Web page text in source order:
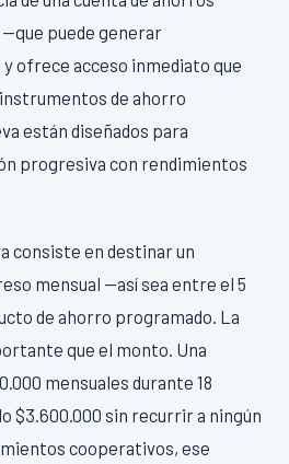
puede generar
ofrece acceso inmediato que
de ahorro
están diseñados para
progresiva con rendimientos
consiste en destinar un
mensual —así sea entre el 5
de ahorro programado. La
que el monto. Una
mensuales durante 18
$3.600.000 sin recurrir a ningún
cooperativos, ese